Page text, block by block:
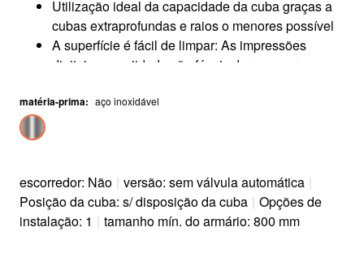
Utilização ideal da capacidade da cuba graças a
cubas extraprofundas e raios o menores possível
A superfície é fácil de limpar: As impressões
digitais e a sujidade são fáceis de remover
matéria-prima: aço inoxidável
escorredor: Não | versão: sem válvula automática |
Posição da cuba: s/ disposição da cuba | Opções de
instalação: 1 | tamanho mín. do armário: 800 mm